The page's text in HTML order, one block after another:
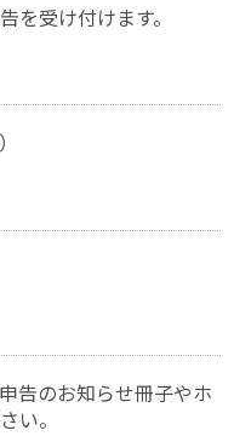
を受け付けます。
告のお知らせ冊子やホ
い。